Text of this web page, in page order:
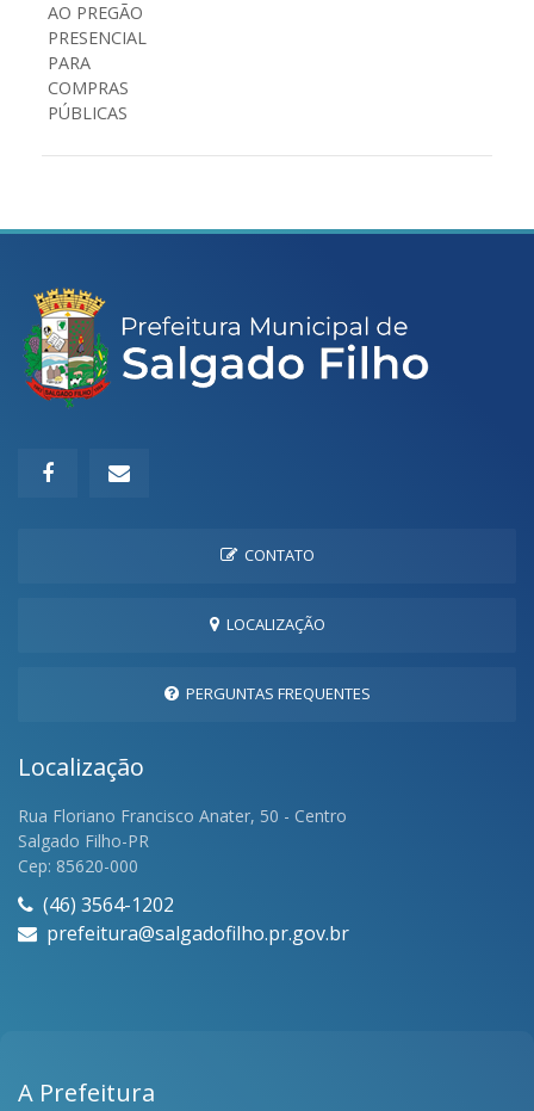
AO PREGÃO
PRESENCIAL
PARA
COMPRAS
PÚBLICAS
CONTATO
LOCALIZAÇÃO
PERGUNTAS FREQUENTES
Localização
Rua Floriano Francisco Anater, 50 - Centro
Salgado Filho-PR
Cep: 85620-000
(46) 3564-1202
prefeitura@salgadofilho.pr.gov.br
A Prefeitura